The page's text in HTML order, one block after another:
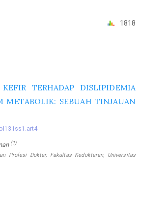
1818
TERHADAP DISLIPIDEMIA
METABOLIK: SEBUAH TINJAUAN
(1)
Profesi Dokter, Fakultas Kedokteran, Universitas